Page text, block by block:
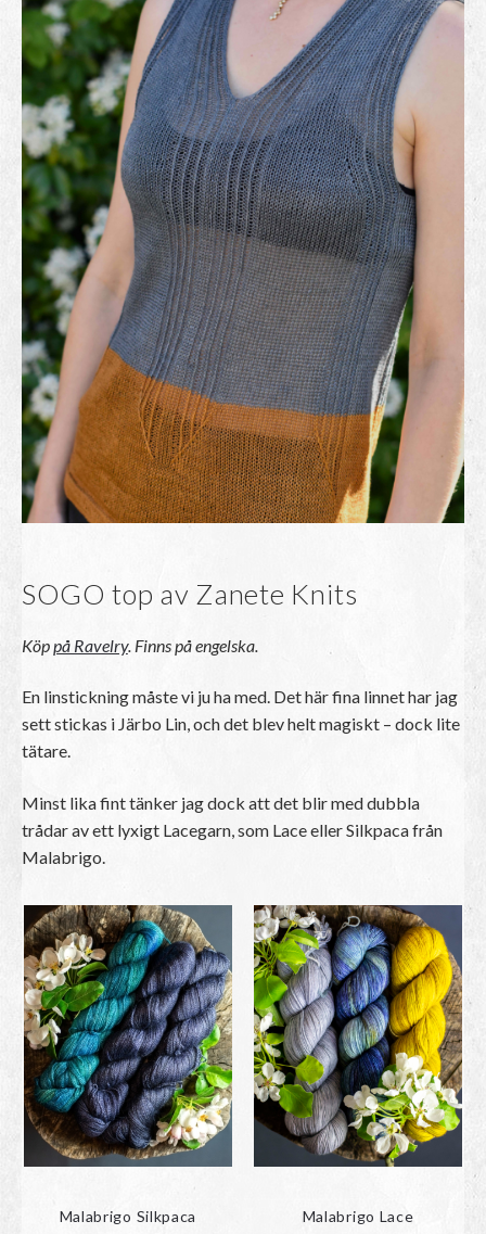
SOGO top av Zanete Knits
Köppå Ravelry. Finns på engelska.
En linstickning måste vi ju ha med. Det här fina linnet har jag
sett stickas i Järbo Lin, och det blev helt magiskt – dock lite
tätare.
Minst lika fint tänker jag dock att det blir med dubbla
trådar av ett lyxigt Lacegarn, som Lace eller Silkpaca från
Malabrigo.
Malabrigo Silkpaca
Malabrigo Lace